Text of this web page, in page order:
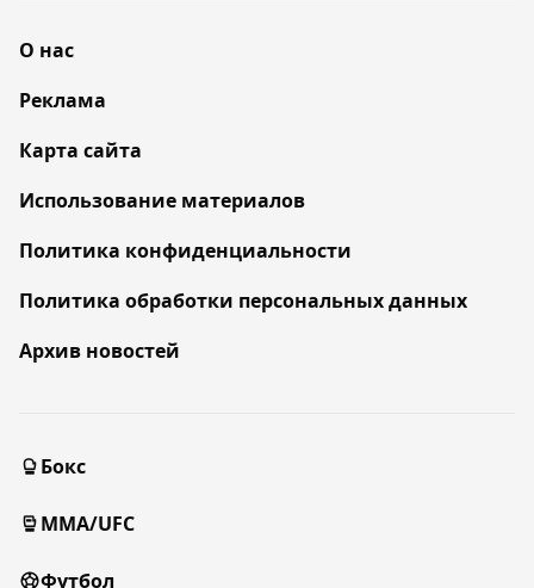
О нас
Реклама
Карта сайта
Использование материалов
Политика конфиденциальности
Политика обработки персональных данных
Архив новостей
Бокс
MMA/UFC
Футбол